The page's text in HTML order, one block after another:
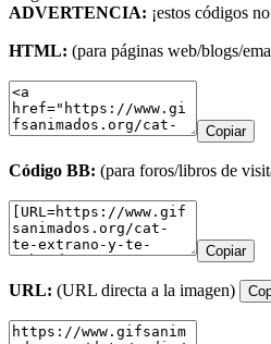
ADVERTENCIA: ¡estos códigos
HTML: (para páginas web/blogs/
Copiar
Código BB: (para foros/libros de
Copiar
URL: (URL directa a la imagen)